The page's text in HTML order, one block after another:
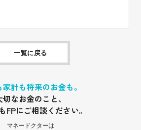
一覧に戻る
計も将来のお金も。
切なお金のこと、
FPにご相談ください。
マネードクターは